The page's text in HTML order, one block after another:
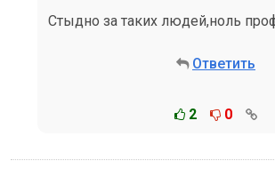
Стыдно за таких людей,ноль
Ответить
2 0